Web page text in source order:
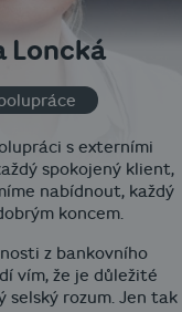
Loncká
s externími
spokojený klient,
nabídnout, každý
koncem.
z bankovního
vím, že je důležité
rozum. Jen tak